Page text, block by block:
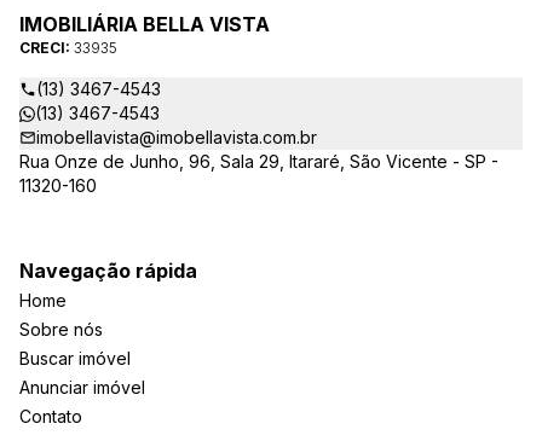
ao CRECI-EE – estarão sempre prontos para responder-lhe
todas as suas dúvidas sobre casas, apartamentos, terrenos,
salas comerciais e outros produtos imobiliários.
IMOBILIÁRIA BELLA VISTA
CRECI: 33935
(13) 3467-4543
(13) 3467-4543
imobellavista@imobellavista.com.br
Rua Onze de Junho, 96, Sala 29, Itararé, São Vicente - SP -
11320-160
Navegação rápida
Home
Sobre nós
Buscar imóvel
Anunciar imóvel
Contato